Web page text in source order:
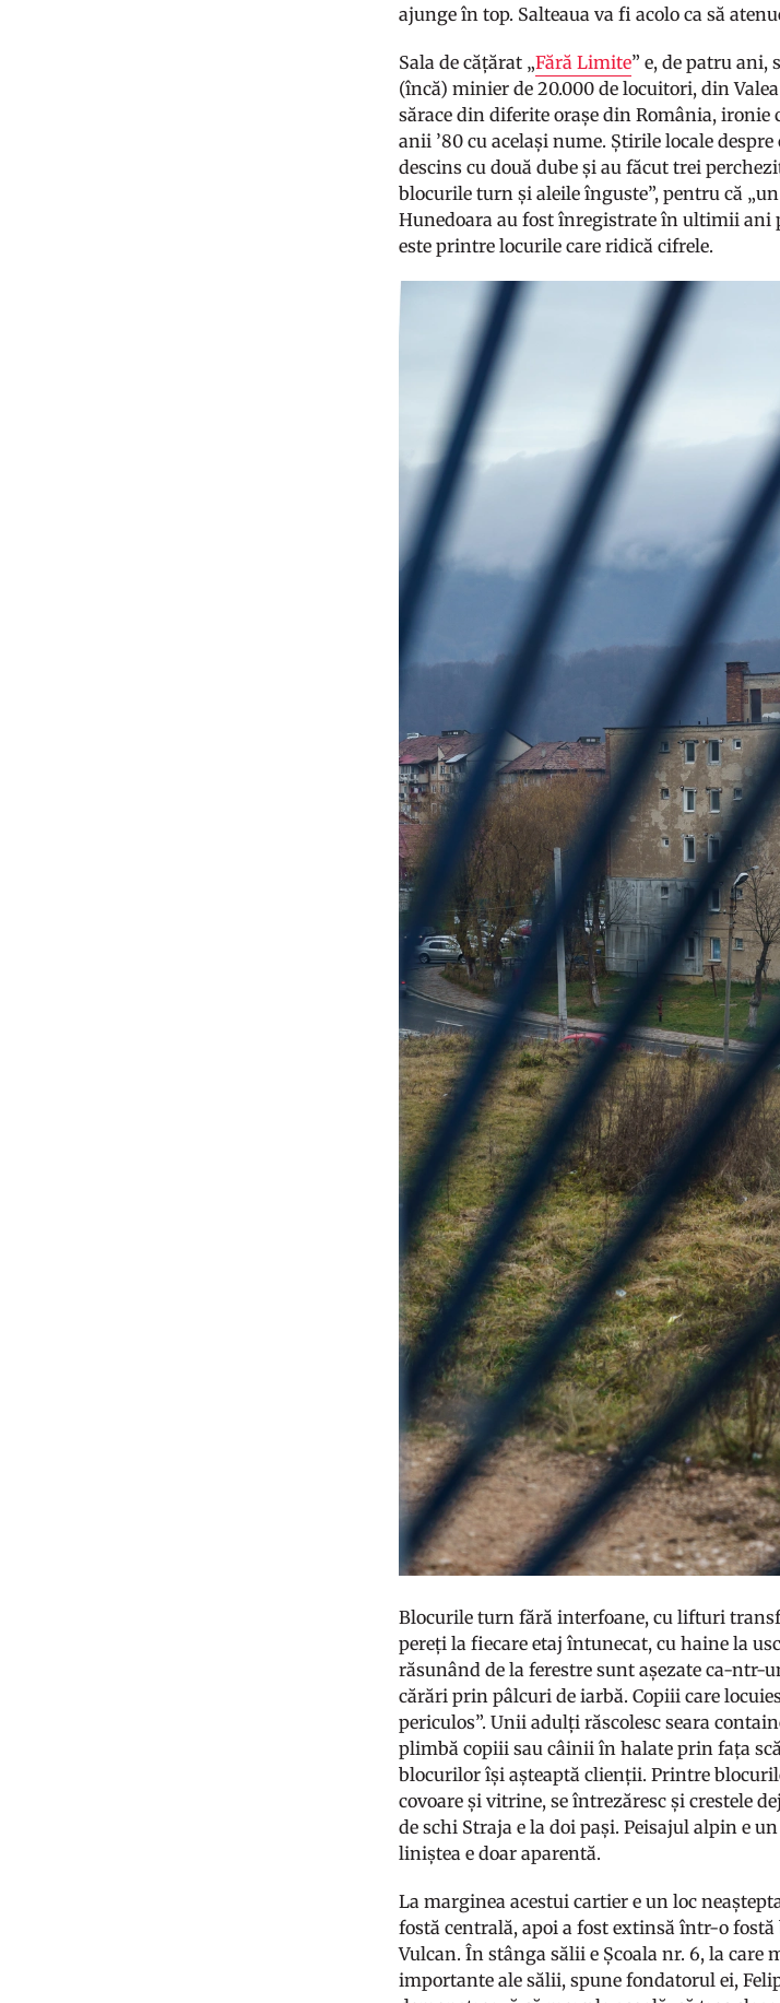
ajunge în top. Salteaua va fi acolo ca să
Sala de cățărat „Fără Limite” e, de patru
(încă) minier de 20.000 de locuitori, din
sărace din diferite orașe din România,
anii ’80 cu același nume. Știrile locale
descins cu două dube și au făcut trei
blocurile turn și aleile înguste”, pentru că
Hunedoara au fost înregistrate în ultimii ani
este printre locurile care ridică cifrele.
Blocurile turn fără interfoane, cu lifturi
pereți la fiecare etaj întunecat, cu haine la
răsunând de la ferestre sunt așezate ca-
cărări prin pâlcuri de iarbă. Copiii care
periculos”. Unii adulți răscolesc seara
plimbă copiii sau câinii în halate prin fața
blocurilor își așteaptă clienții. Printre
covoare și vitrine, se întrezăresc și crestele
de schi Straja e la doi pași. Peisajul alpin e
liniștea e doar aparentă.
La marginea acestui cartier e un loc
fostă centrală, apoi a fost extinsă într-o
Vulcan. În stânga sălii e Școala nr. 6, la
importante ale sălii, spune fondatorul ei,